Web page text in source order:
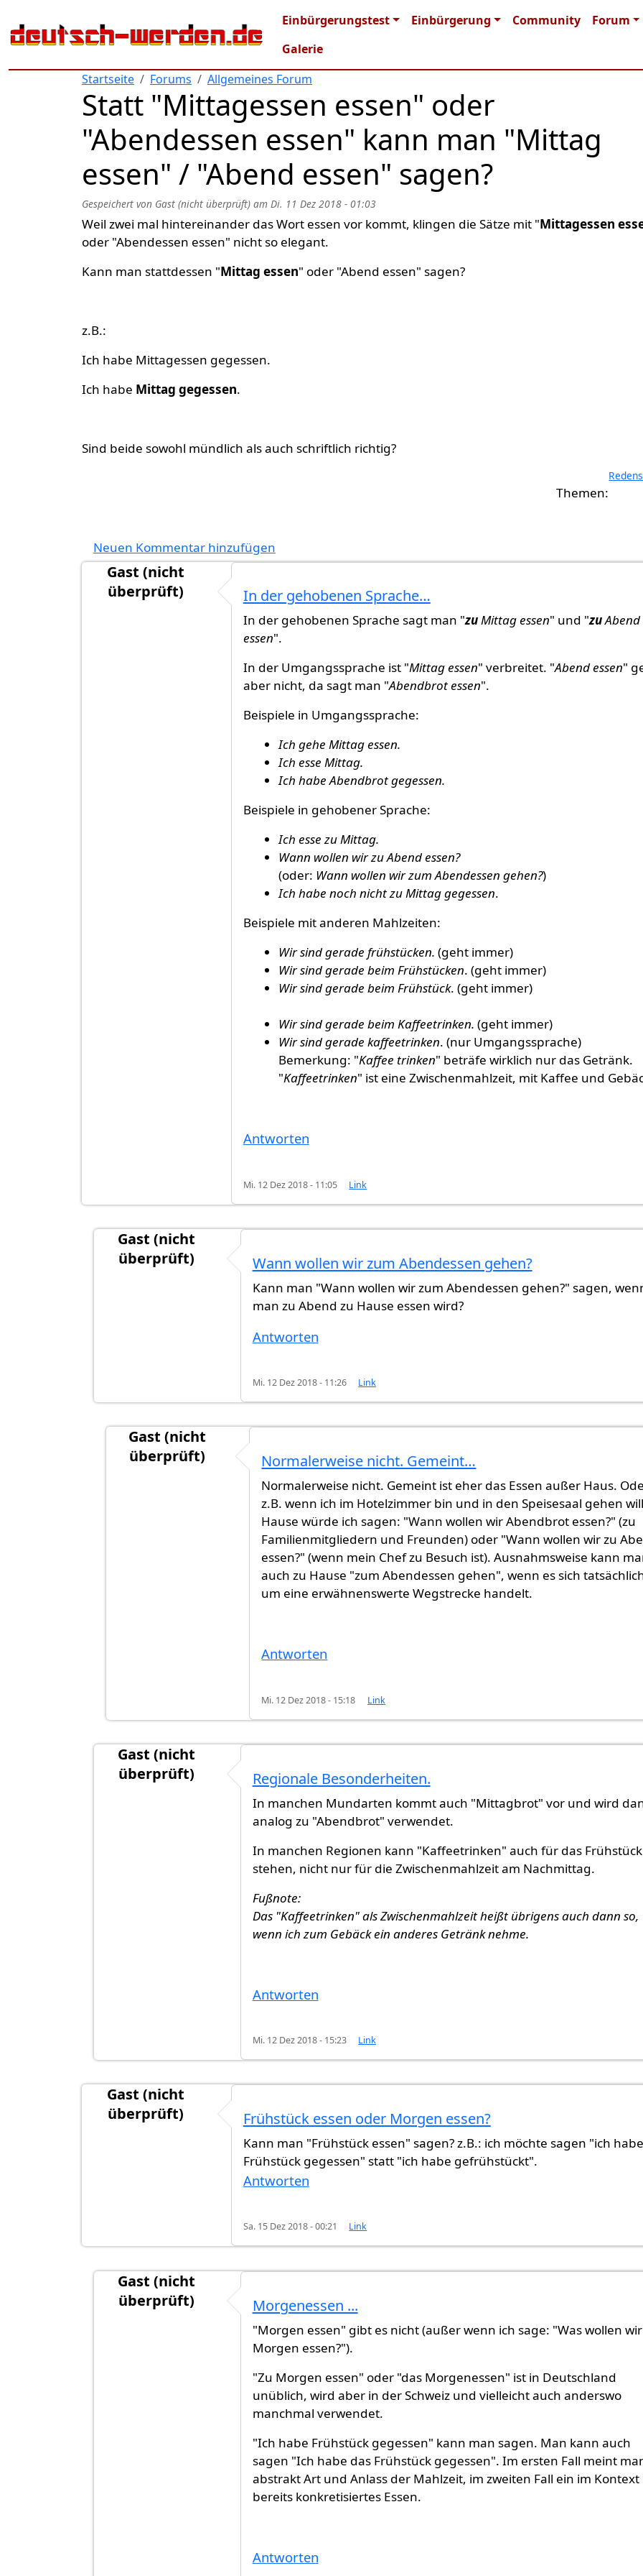
Main navigation
Einbürgerungstest Einbürgerung Community
Forum
Galerie
Startseite
Forums Allgemeines Forum
Statt "Mittagessen essen" oder
"Abendessen essen" kann man "Mittag
essen" / "Abend essen" sagen?
Gespeichert von Gast (nicht überprüft) am Di. 11 Dez 2018 - 01:03
Weil zwei mal hintereinander das Wort essen vor kommt, klingen die Sätze mit "Mittagessen
oder "Abendessen essen" nicht so elegant.
Kann man stattdessen "Mittag essen" oder "Abend essen" sagen?
z.B.:
Ich habe Mittagessen gegessen.
Ich habe Mittag gegessen.
Sind beide sowohl mündlich als auch schriftlich richtig?
Neuen Kommentar hinzufügen
Gast (nicht
überprüft)
In der gehobenen Sprache…
In der gehobenen Sprache sagt man "zuMittag essen" und "zuAbend
essen".
In der Umgangssprache ist "Mittag essen" verbreitet. "Abend essen"
aber nicht, da sagt man "Abendbrot essen".
Beispiele in Umgangssprache:
Ich gehe Mittag essen.
Ich esse Mittag.
Ich habe Abendbrot gegessen.
Beispiele in gehobener Sprache:
Ich esse zu Mittag.
Wann wollen wir zu Abend essen?
(oder: Wann wollen wir zum Abendessen gehen?)
Ich habe noch nicht zu Mittag gegessen.
Beispiele mit anderen Mahlzeiten:
Wir sind gerade frühstücken. (geht immer)
Wir sind gerade beim Frühstücken. (geht immer)
Wir sind gerade beim Frühstück. (geht immer)
Wir sind gerade beim Kaffeetrinken. (geht immer)
Wir sind gerade kaffeetrinken. (nur Umgangssprache)
Bemerkung: "Kaffee trinken" beträfe wirklich nur das Getränk.
"Kaffeetrinken" ist eine Zwischenmahlzeit, mit Kaffee und
Antworten
Mi. 12 Dez 2018 - 11:05 Link
Gast (nicht
überprüft)
In der gehobenen Sprache…vonGast (nicht überprüft)
Wann wollen wir zum Abendessen gehen?
Kann man "Wann wollen wir zum Abendessen gehen?" sagen,
man zu Abend zu Hause essen wird?
Antworten
Mi. 12 Dez 2018 - 11:26 Link
Gast (nicht
überprüft)
Wann wollen wir zum Abendessen gehen?vonGast (nicht überprüft)
Normalerweise nicht. Gemeint…
Normalerweise nicht. Gemeint ist eher das Essen außer Haus.
z.B. wenn ich im Hotelzimmer bin und in den Speisesaal gehen
Hause würde ich sagen: "Wann wollen wir Abendbrot essen?" (zu
Familienmitgliedern und Freunden) oder "Wann wollen wir zu
essen?" (wenn mein Chef zu Besuch ist). Ausnahmsweise kann
auch zu Hause "zum Abendessen gehen", wenn es sich
um eine erwähnenswerte Wegstrecke handelt.
Antworten
Mi. 12 Dez 2018 - 15:18 Link
Gast (nicht
überprüft)
In der gehobenen Sprache…vonGast (nicht überprüft)
Regionale Besonderheiten.
In manchen Mundarten kommt auch "Mittagbrot" vor und wird
analog zu "Abendbrot" verwendet.
In manchen Regionen kann "Kaffeetrinken" auch für das Frühstück
stehen, nicht nur für die Zwischenmahlzeit am Nachmittag.
Fußnote:
Das "Kaffeetrinken" als Zwischenmahlzeit heißt übrigens auch dann so,
wenn ich zum Gebäck ein anderes Getränk nehme.
Antworten
Mi. 12 Dez 2018 - 15:23 Link
Gast (nicht
überprüft)
Frühstück essen oder Morgen essen?
Kann man "Frühstück essen" sagen? z.B.: ich möchte sagen "ich habe
Frühstück gegessen" statt "ich habe gefrühstückt".
Antworten
Sa. 15 Dez 2018 - 00:21 Link
Gast (nicht
überprüft)
Frühstück essen oder Morgen essen?
Morgenessen ...
"Morgen essen" gibt es nicht (außer wenn ich sage: "Was wollen
Morgen essen?").
"Zu Morgen essen" oder "das Morgenessen" ist in Deutschland
unüblich, wird aber in der Schweiz und vielleicht auch anderswo
manchmal verwendet.
"Ich habe Frühstück gegessen" kann man sagen. Man kann auch
sagen "Ich habe das Frühstück gegessen". Im ersten Fall meint
abstrakt Art und Anlass der Mahlzeit, im zweiten Fall ein im Kontext
bereits konkretisiertes Essen.
Antworten